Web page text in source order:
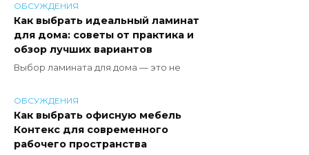
ОБСУЖДЕНИЯ
Как выбрать идеальный ламинат
для дома: советы от практика и
обзор лучших вариантов
Выбор ламината для дома — это не
ОБСУЖДЕНИЯ
Как выбрать офисную мебель
Контекс для современного
рабочего пространства